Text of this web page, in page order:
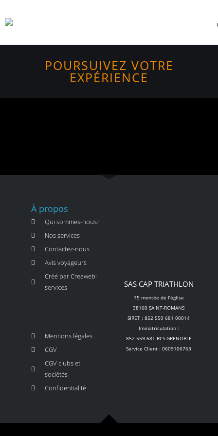
POURSUIVEZ VOTRE
EXPÉRIENCE
À propos
Qui sommes-nous?
Nos services
Contactez-nous
Avis voyageurs
Créé par Creaweb-
services
Mentions légales
CGV
CGV clubs et
sociétés
Confidentialité
SAS CAP TRIATHLON
75 montée de l’église
38160 SAINT-ROMANS
SIRET : 852 559 681 00014
Immatriculation :
852 559 681 RCS GRENOBLE
Service Client : 0609106763